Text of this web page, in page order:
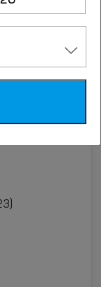
Подробнее